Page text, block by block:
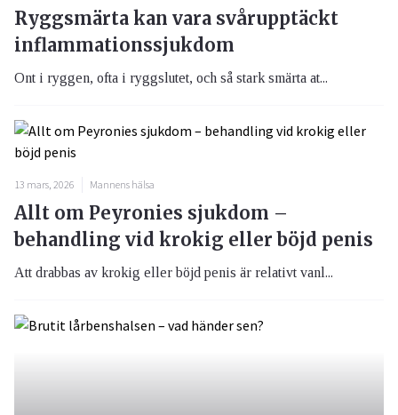
Ryggsmärta kan vara svårupptäckt
inflammationssjukdom
Ont i ryggen, ofta i ryggslutet, och så stark smärta at...
13 mars, 2026 Mannens hälsa
Allt om Peyronies sjukdom –
behandling vid krokig eller böjd penis
Att drabbas av krokig eller böjd penis är relativt vanl...